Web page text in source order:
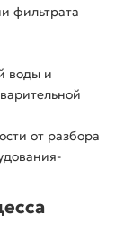
фильтрата
воды и
от разбора